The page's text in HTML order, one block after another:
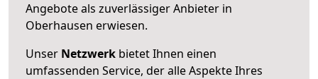
Angebote als zuverlässiger Anbieter in
Oberhausen erwiesen.
Unser Netzwerk bietet Ihnen einen
umfassenden Service, der alle Aspekte Ihres